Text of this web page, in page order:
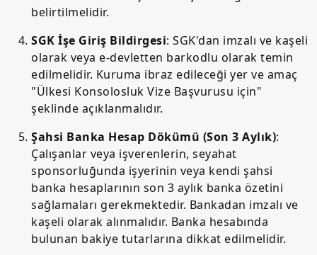
belirtilmelidir.
SGK İşe Giriş Bildirgesi: SGK'dan imzalı ve kaşeli
olarak veya e-devletten barkodlu olarak temin
edilmelidir. Kuruma ibraz edileceği yer ve amaç
"Ülkesi Konsolosluk Vize Başvurusu için"
şeklinde açıklanmalıdır.
Şahsi Banka Hesap Dökümü (Son 3 Aylık):
Çalışanlar veya işverenlerin, seyahat
sponsorluğunda işyerinin veya kendi şahsi
banka hesaplarının son 3 aylık banka özetini
sağlamaları gerekmektedir. Bankadan imzalı ve
kaşeli olarak alınmalıdır. Banka hesabında
bulunan bakiye tutarlarına dikkat edilmelidir.